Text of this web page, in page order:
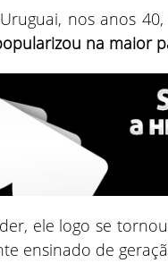
nos anos
na maior
ele logo se
ensinado de